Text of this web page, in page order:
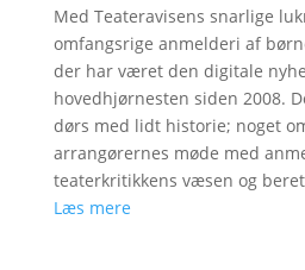
Med Teateravisens snarlige
omfangsrige anmelderi af
der har været den digitale
hovedhjørnesten siden 2008.
dørs med lidt historie; noget
arrangørernes møde med
teaterkritikkens væsen og
Læs mere